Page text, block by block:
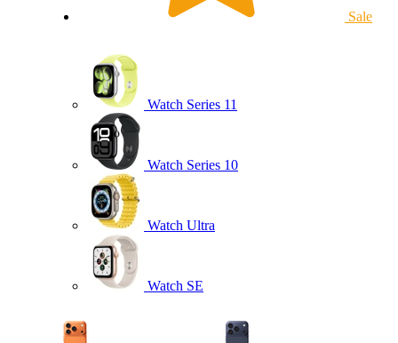
Sale
Watch Series 11
Watch Series 10
Watch Ultra
Watch SE